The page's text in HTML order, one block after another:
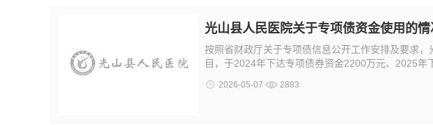
光山县人民医院关于专项债资金使用的情
按照省财政厅关于专项债信息公开工作安排及要求
目，于2024年下达专项债券资金2200万元、2025年
2026-05-07 2883